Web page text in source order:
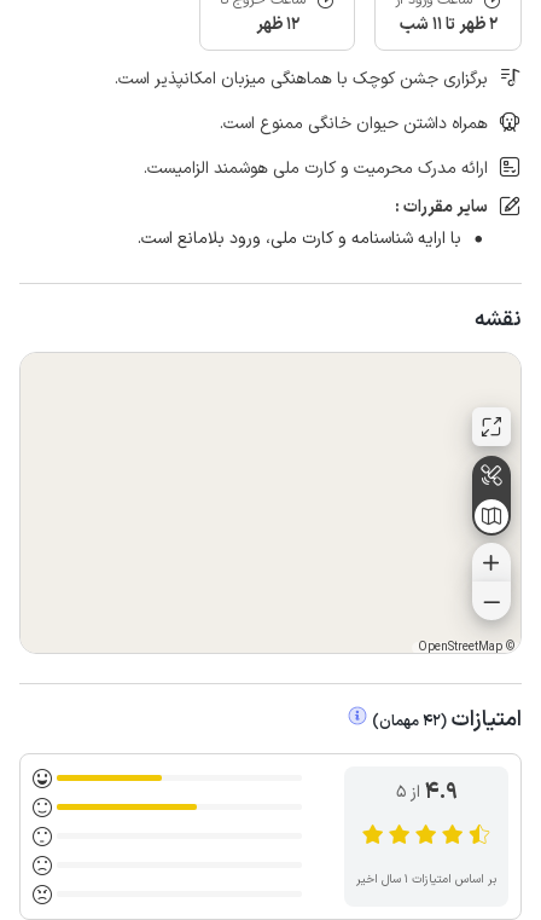
2 ظهر تا 11 شب 12 ظهر
برگزاری جشن کوچک با هماهنگی میزبان امکانپذیر است.
همراه داشتن حیوان خانگی ممنوع است.
ارائه مدرک محرمیت و کارت ملی هوشمند الزامیست.
سایر مقررات :
با ارایه شناسنامه و کارت ملی، ورود بلامانع است.
نقشه
©
OpenStreetMap
امتیازات (
42مهمان)
4.9 از ۵
بر اساس امتیازات ۱ سال اخیر